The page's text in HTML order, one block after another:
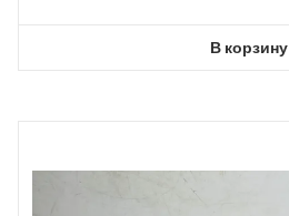
В корзину